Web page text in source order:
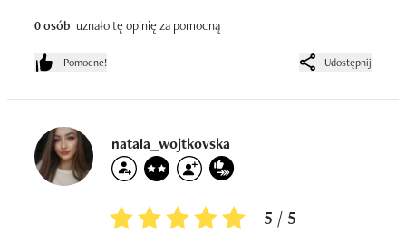
0 osób uznało tę opinię za pomocną
Pomocne! Udostępnij
natala_wojtkovska
5 / 5